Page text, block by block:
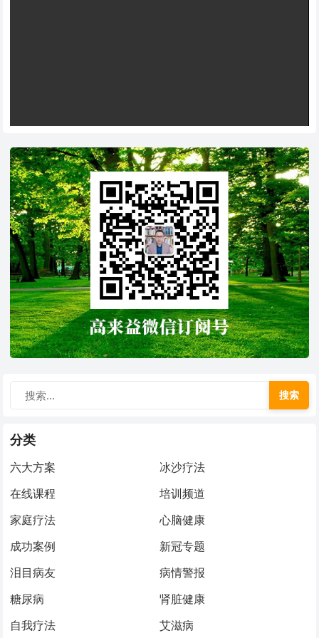
搜索
分类
六大方案
冰沙疗法
在线课程
培训频道
家庭疗法
心脑健康
成功案例
新冠专题
泪目病友
病情警报
糖尿病
肾脏健康
自我疗法
艾滋病